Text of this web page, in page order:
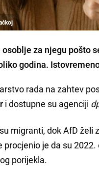
za njegu pošto
godina.
rada na zahtev
i dostupne su agenciji
migranti, dok AfD želi
je da su
porijekla.